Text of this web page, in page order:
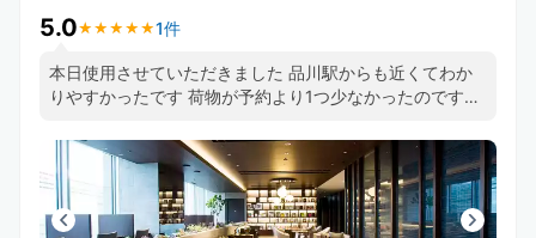
5.0★ ★ ★ ★ ★
★ ★ ★ ★ ★1件
本日使用させていただきました 品川駅からも近くてわか
りやすかったです 荷物が予約より1つ少なかったのです
方もとても感じが良くて、また利用させていただきたいで
す ありがとうございました